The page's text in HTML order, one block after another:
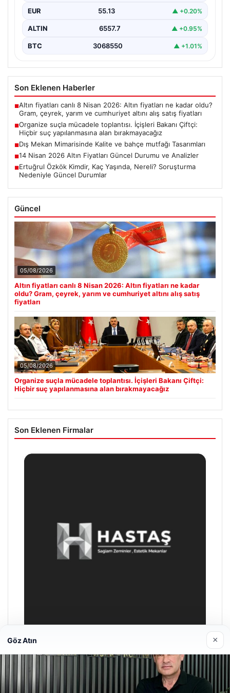
EUR 55.13 ▲ +0.20%
ALTIN 6557.7 ▲ +0.95%
BTC 3068550 ▲ +1.01%
Son Eklenen Haberler
■Altın fiyatları canlı 8 Nisan 2026: Altın fiyatları ne kadar oldu?
Gram, çeyrek, yarım ve cumhuriyet altını alış satış fiyatları
■Organize suçla mücadele toplantısı. İçişleri Bakanı Çiftçi:
Hiçbir suç yapılanmasına alan bırakmayacağız
■Dış Mekan Mimarisinde Kalite ve bahçe mutfağı Tasarımları
■14 Nisan 2026 Altın Fiyatları Güncel Durumu ve Analizler
■Ertuğrul Özkök Kimdir, Kaç Yaşında, Nereli? Soruşturma
Nedeniyle Güncel Durumlar
Güncel
05/08/2026
Altın fiyatları canlı 8 Nisan 2026: Altın fiyatları ne kadar
oldu? Gram, çeyrek, yarım ve cumhuriyet altını alış satış
fiyatları
05/08/2026
Organize suçla mücadele toplantısı. İçişleri Bakanı Çiftçi:
Hiçbir suç yapılanmasına alan bırakmayacağız
Son Eklenen Firmalar
Hastaş Beton
26/05/2026
Göz Atın ×